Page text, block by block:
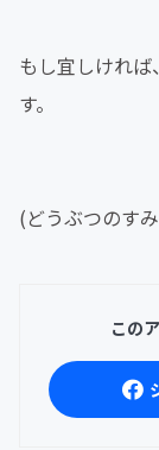
もし宜しけれ
す。
(どうぶつのす
この